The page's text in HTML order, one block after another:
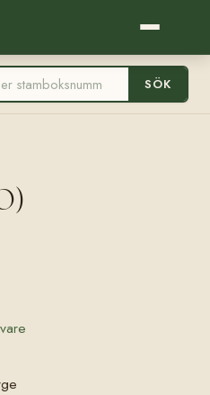
SÖK